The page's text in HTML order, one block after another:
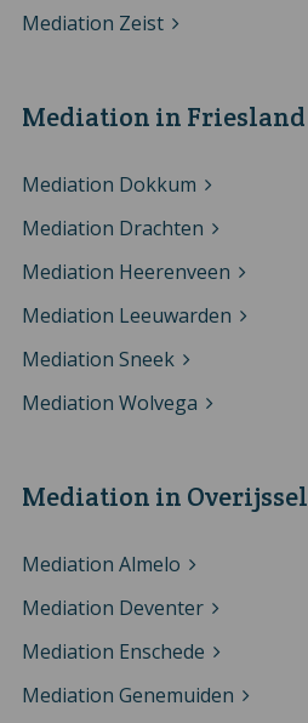
Mediation Zeist
Mediation in Friesland
Mediation Dokkum
Mediation Drachten
Mediation Heerenveen
Mediation Leeuwarden
Mediation Sneek
Mediation Wolvega
Mediation in Overijssel
Mediation Almelo
Mediation Deventer
Mediation Enschede
Mediation Genemuiden